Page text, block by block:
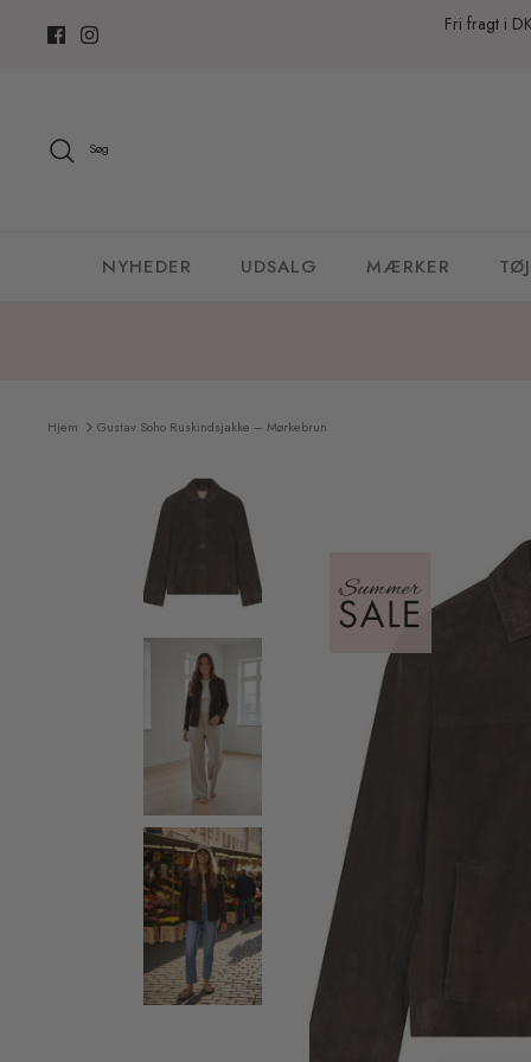
Fri fragt i
Søg
NYHEDER UDSALG MÆRKER TØJ
Hjem Gustav Soho Ruskindsjakke – Mørkebrun